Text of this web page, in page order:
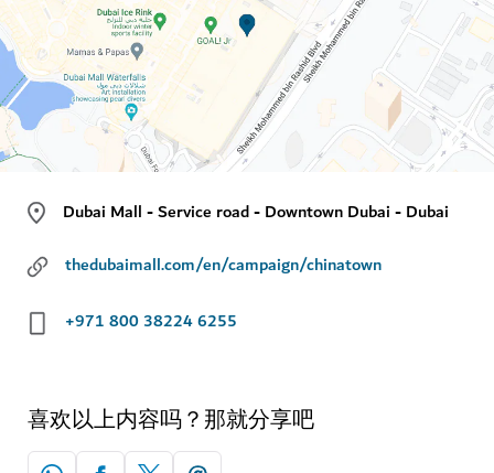
Dubai Mall - Service road - Downtown Dubai - Dubai
thedubaimall.com/en/campaign/chinatown
+971 800 38224 6255
喜欢以上内容吗？那就分享吧